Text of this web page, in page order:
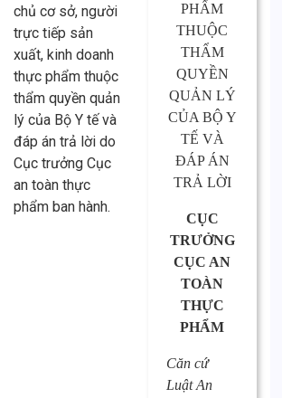
chủ cơ sở, người
trực tiếp sản
xuất, kinh doanh
thực phẩm thuộc
thẩm quyền quản
lý của Bộ Y tế và
đáp án trả lời do
Cục trưởng Cục
an toàn thực
phẩm ban hành.
PHẨM
THUỘC
THẨM
QUYỀN
QUẢN LÝ
CỦA BỘ Y
TẾ VÀ
ĐÁP ÁN
TRẢ LỜI
CỤC
TRƯỞNG
CỤC AN
TOÀN
THỰC
PHẨM
Căn cứ
Luật An